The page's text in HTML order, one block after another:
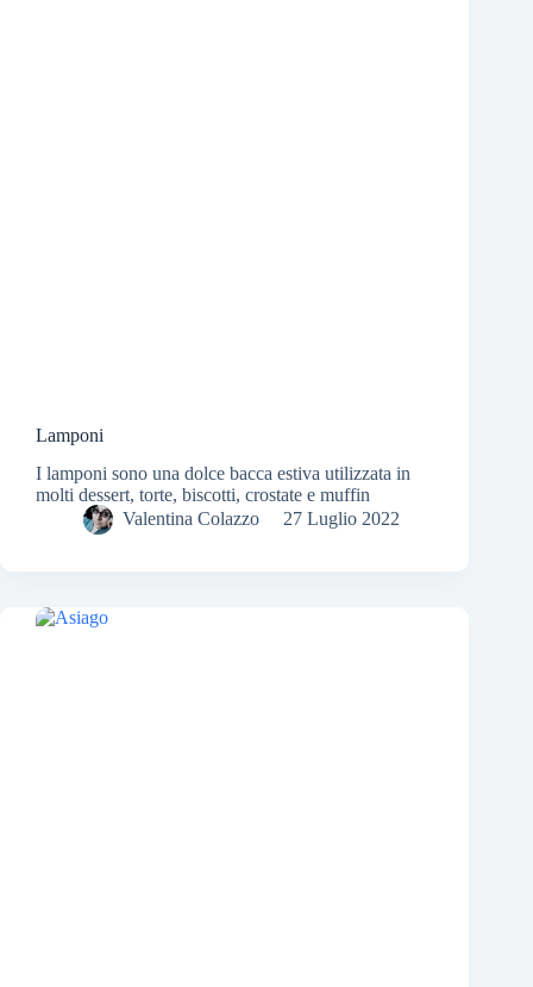
Lamponi
I lamponi sono una dolce bacca estiva utilizzata in
molti dessert, torte, biscotti, crostate e muffin
Valentina Colazzo
27 Luglio 2022